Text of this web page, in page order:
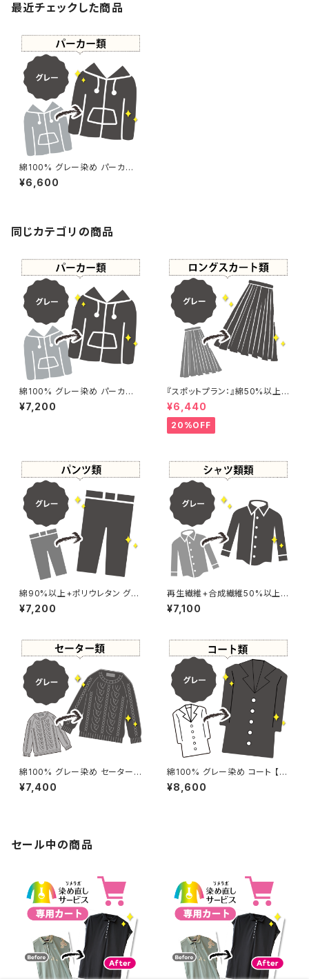
最近チェックした商品
綿100% グレー染め パーカー
【元色：グレー - 強い色あせ】 -
染め直し[灰色 - Gray]405-01
¥6,600
同じカテゴリの商品
綿100% グレー染め パーカー
【元色：グレー - 強い色あせ】 -
染め直し[灰色 - Gray]503-01
¥7,200
『スポットプラン：』綿50%以上
+再生繊維 グレー染め ロングス
カート 【元色：白 - 汚れあり】 -
染め直し[灰色 - Gray]502-01
23
¥6,440
20%OFF
綿90%以上+ポリウレタン グレ
ー染め パンツ 【元色：ベージュ
- 強い色あせ】 -染め直し[灰色
¥7,200
再生繊維+合成繊維50%以上
グレー染め シャツ 【元色：柄あ
り】 -染め直し[灰色 - Gray]50
¥7,100
綿100% グレー染め セーター
【元色：白】 -染め直し[灰色 - Gr
ay]501-0173
¥7,400
綿100% グレー染め コート 【元
色：グレー - 強い色あせ】 -染め
直し[灰色 - Gray]501-0033
¥8,600
セール中の商品